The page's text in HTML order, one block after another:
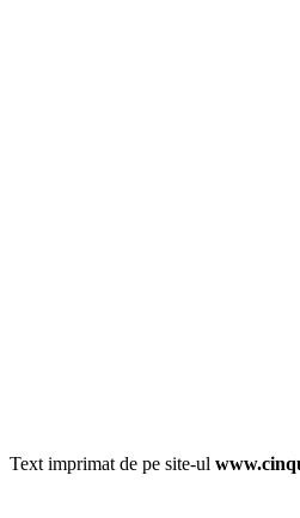
Text imprimat de pe site-ul